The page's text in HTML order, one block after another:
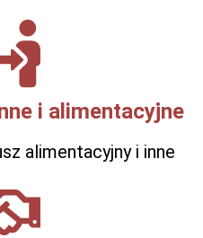
i alimentacyjne
alimentacyjny i inne